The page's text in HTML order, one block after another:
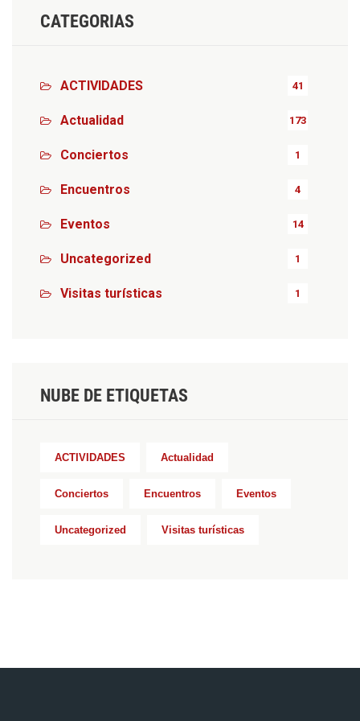
CATEGORIAS
ACTIVIDADES 41
Actualidad 173
Conciertos 1
Encuentros 4
Eventos 14
Uncategorized 1
Visitas turísticas 1
NUBE DE ETIQUETAS
ACTIVIDADES Actualidad
Conciertos Encuentros Eventos
Uncategorized Visitas turísticas